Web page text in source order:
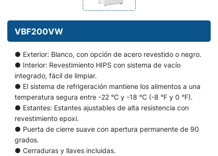
VBF200VW
● Exterior: Blanco, con opción de acero revestido o negro.
● Interior: Revestimiento HIPS con sistema de vacío
integrado, fácil de limpiar.
● El sistema de refrigeración mantiene los alimentos a una
temperatura segura entre -22 °C y -18 °C (-8 °F y 0 °F).
● Estantes: Estantes ajustables de alta resistencia con
revestimiento epoxi.
● Puerta de cierre suave con apertura permanente de 90
grados.
● Cerraduras y llaves incluidas.